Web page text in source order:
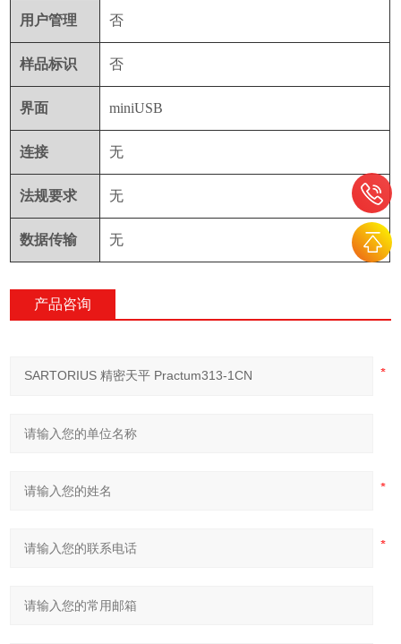
用户管理 否
样品标识 否
界面 miniUSB
连接 无
法规要求 无
数据传输 无
产品咨询